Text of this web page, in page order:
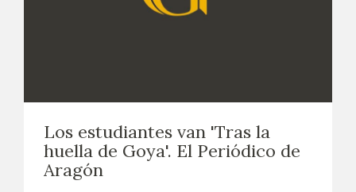
Los estudiantes van 'Tras la
huella de Goya'. El Periódico de
Aragón